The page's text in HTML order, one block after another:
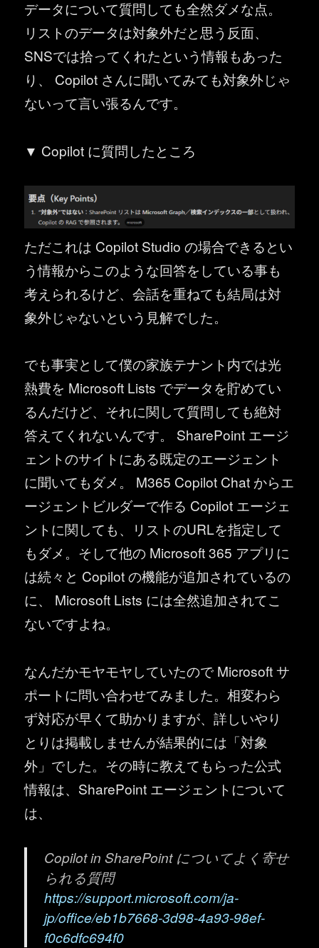
データについて質問しても全然ダメな点。
リストのデータは対象外だと思う反面、
SNSでは拾ってくれたという情報もあった
り、 Copilot さんに聞いてみても対象外じゃ
ないって言い張るんです。
▼ Copilot に質問したところ
ただこれは Copilot Studio の場合できるとい
う情報からこのような回答をしている事も
考えられるけど、会話を重ねても結局は対
象外じゃないという見解でした。
でも事実として僕の家族テナント内では光
熱費を Microsoft Lists でデータを貯めてい
るんだけど、それに関して質問しても絶対
答えてくれないんです。 SharePoint エージ
ェントのサイトにある既定のエージェント
に聞いてもダメ。 M365 Copilot Chat からエ
ージェントビルダーで作る Copilot エージェ
ントに関しても、リストのURLを指定して
もダメ。そして他の Microsoft 365 アプリに
は続々と Copilot の機能が追加されているの
に、 Microsoft Lists には全然追加されてこ
ないですよね。
なんだかモヤモヤしていたので Microsoft サ
ポートに問い合わせてみました。相変わら
ず対応が早くて助かりますが、詳しいやり
とりは掲載しませんが結果的には「対象
外」でした。その時に教えてもらった公式
情報は、SharePoint エージェントについて
は、
Copilot in SharePoint についてよく寄せ
られる質問
https://support.microsoft.com/ja-
jp/office/eb1b7668-3d98-4a93-98ef-
f0c6dfc694f0